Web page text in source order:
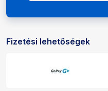
Fizetési és
Fizetési lehetőségek